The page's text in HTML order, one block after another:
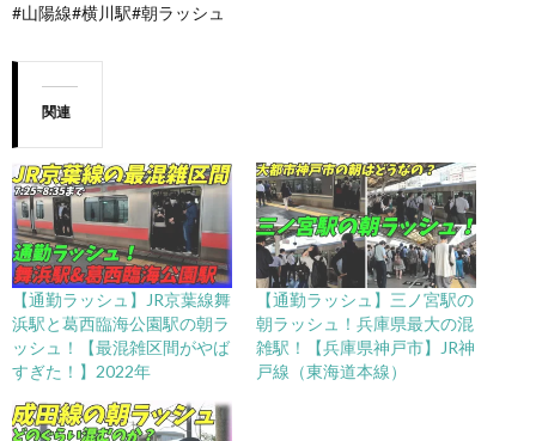
#山陽線#横川駅#朝ラッシュ
関連
【通勤ラッシュ】JR京葉線舞
浜駅と葛西臨海公園駅の朝ラ
ッシュ！【最混雑区間がやば
すぎた！】2022年
【通勤ラッシュ】三ノ宮駅の
朝ラッシュ！兵庫県最大の混
雑駅！【兵庫県神戸市】JR神
戸線（東海道本線）